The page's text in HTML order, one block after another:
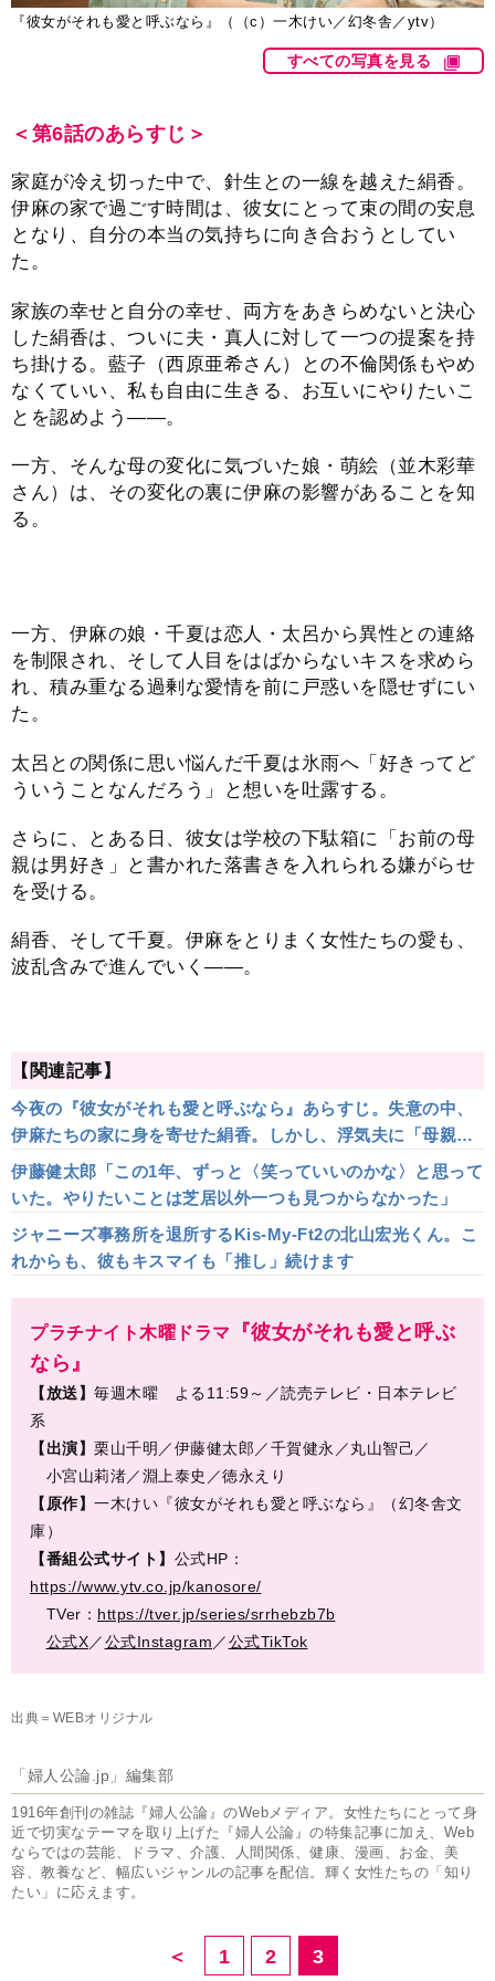
『彼女がそれも愛と呼ぶなら』（（c）一木けい／幻冬舎／ytv）
すべての写真を見る
＜第6話のあらすじ＞
家庭が冷え切った中で、針生との一線を越えた絹香。
伊麻の家で過ごす時間は、彼女にとって束の間の安息
となり、自分の本当の気持ちに向き合おうとしてい
た。
家族の幸せと自分の幸せ、両方をあきらめないと決心
した絹香は、ついに夫・真人に対して一つの提案を持
ち掛ける。藍子（西原亜希さん）との不倫関係もやめ
なくていい、私も自由に生きる、お互いにやりたいこ
とを認めよう――。
一方、そんな母の変化に気づいた娘・萌絵（並木彩華
さん）は、その変化の裏に伊麻の影響があることを知
る。
一方、伊麻の娘・千夏は恋人・太呂から異性との連絡
を制限され、そして人目をはばからないキスを求めら
れ、積み重なる過剰な愛情を前に戸惑いを隠せずにい
た。
太呂との関係に思い悩んだ千夏は氷雨へ「好きってど
ういうことなんだろう」と想いを吐露する。
さらに、とある日、彼女は学校の下駄箱に「お前の母
親は男好き」と書かれた落書きを入れられる嫌がらせ
を受ける。
絹香、そして千夏。伊麻をとりまく女性たちの愛も、
波乱含みで進んでいく――。
【関連記事】
今夜の『彼女がそれも愛と呼ぶなら』あらすじ。失意の中、
伊麻たちの家に身を寄せた絹香。しかし、浮気夫に「母親だ
ろ」となじられて…＜ネタバレ＞
伊藤健太郎「この1年、ずっと〈笑っていいのかな〉と思って
いた。やりたいことは芝居以外一つも見つからなかった」
ジャニーズ事務所を退所するKis-My-Ft2の北山宏光くん。こ
れからも、彼もキスマイも「推し」続けます
プラチナイト木曜ドラマ
『彼女がそれも愛と呼ぶ
なら』
【放送】 毎週木曜 よる11:59～／読売テレビ・日本テレビ
系
【出演】 栗山千明／伊藤健太郎／千賀健永／丸山智己／
小宮山莉渚／淵上泰史／徳永えり
【原作】 一木けい『彼女がそれも愛と呼ぶなら』（幻冬舎文
庫）
【番組公式サイト】 公式HP：
https://www.ytv.co.jp/kanosore/
TVer： https://tver.jp/series/srrhebzb7b
公式X／公式Instagram ／公式TikTok
出典＝WEBオリジナル
「婦人公論.jp」編集部
1916年創刊の雑誌『婦人公論』のWebメディア。女性たちにとって身
近で切実なテーマを取り上げた『婦人公論』の特集記事に加え、Web
ならではの芸能、ドラマ、介護、人間関係、健康、漫画、お金、美
容、教養など、幅広いジャンルの記事を配信。輝く女性たちの「知り
たい」に応えます。
＜ 1 2 3